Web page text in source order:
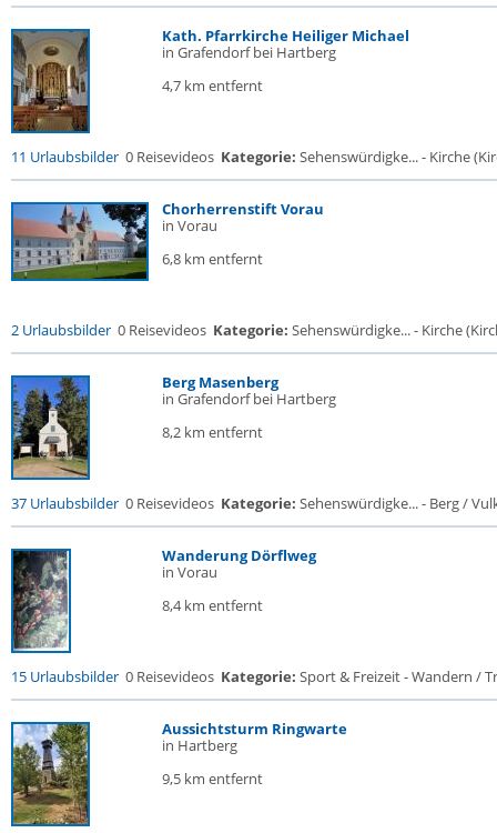
Kath. Pfarrkirche Heiliger Michael
in Grafendorf bei Hartberg
4,7 km entfernt
11 Urlaubsbilder 0 Reisevideos Kategorie: Sehenswürdigke... - Kirche
Chorherrenstift Vorau
in Vorau
6,8 km entfernt
2 Urlaubsbilder 0 Reisevideos Kategorie: Sehenswürdigke... - Kirche
Berg Masenberg
in Grafendorf bei Hartberg
8,2 km entfernt
37 Urlaubsbilder 0 Reisevideos Kategorie: Sehenswürdigke... - Berg /
Wanderung Dörflweg
in Vorau
8,4 km entfernt
15 Urlaubsbilder 0 Reisevideos Kategorie: Sport & Freizeit - Wandern /
Aussichtsturm Ringwarte
in Hartberg
9,5 km entfernt